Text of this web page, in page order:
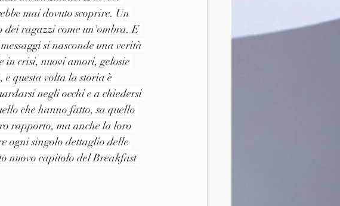
mai dovuto scoprire. Un
dei ragazzi come un'ombra. E
si nasconde una verità
in crisi, nuovi amori, gelosie
questa volta la storia è
negli occhi e a chiedersi
che hanno fatto, sa quello
rapporto, ma anche la loro
ogni singolo dettaglio delle
nuovo capitolo del Breakfast